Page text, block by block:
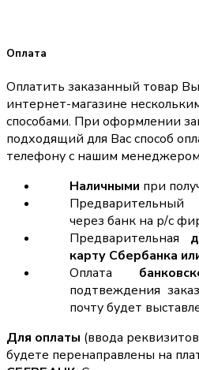
Оплата
Оплатить заказанный товар
интернет-магазине
способами. При оформлении
подходящий для Вас способ
телефону с нашим
Наличными при
Предварительный
через банк на р/с
Предварительная
карту Сбербанка
Оплата
подтвеждения
почту будет
Для оплаты (ввода
будете перенаправлены на